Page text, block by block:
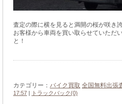
査定の際に横を見ると満開の桜が咲き
お客様から車両を買い取らせていただ
と！
カテゴリー： バイク買取 全国無料出張
17:57
トラックバック(0)